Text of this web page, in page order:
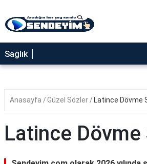
SAĞLIK
NEDİR
YEMEK
RÜYA
Sağlık
Anasayfa Güzel Sözler Latince Dövme
Latince Dövme